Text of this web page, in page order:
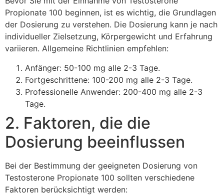
Propionate 100 beginnen, ist es wichtig, die Grundlagen
der Dosierung zu verstehen. Die Dosierung kann je nach
individueller Zielsetzung, Körpergewicht und Erfahrung
variieren. Allgemeine Richtlinien empfehlen:
Anfänger: 50-100 mg alle 2-3 Tage.
Fortgeschrittene: 100-200 mg alle 2-3 Tage.
Professionelle Anwender: 200-400 mg alle 2-3
Tage.
2. Faktoren, die die
Dosierung beeinflussen
Bei der Bestimmung der geeigneten Dosierung von
Testosterone Propionate 100 sollten verschiedene
Faktoren berücksichtigt werden: